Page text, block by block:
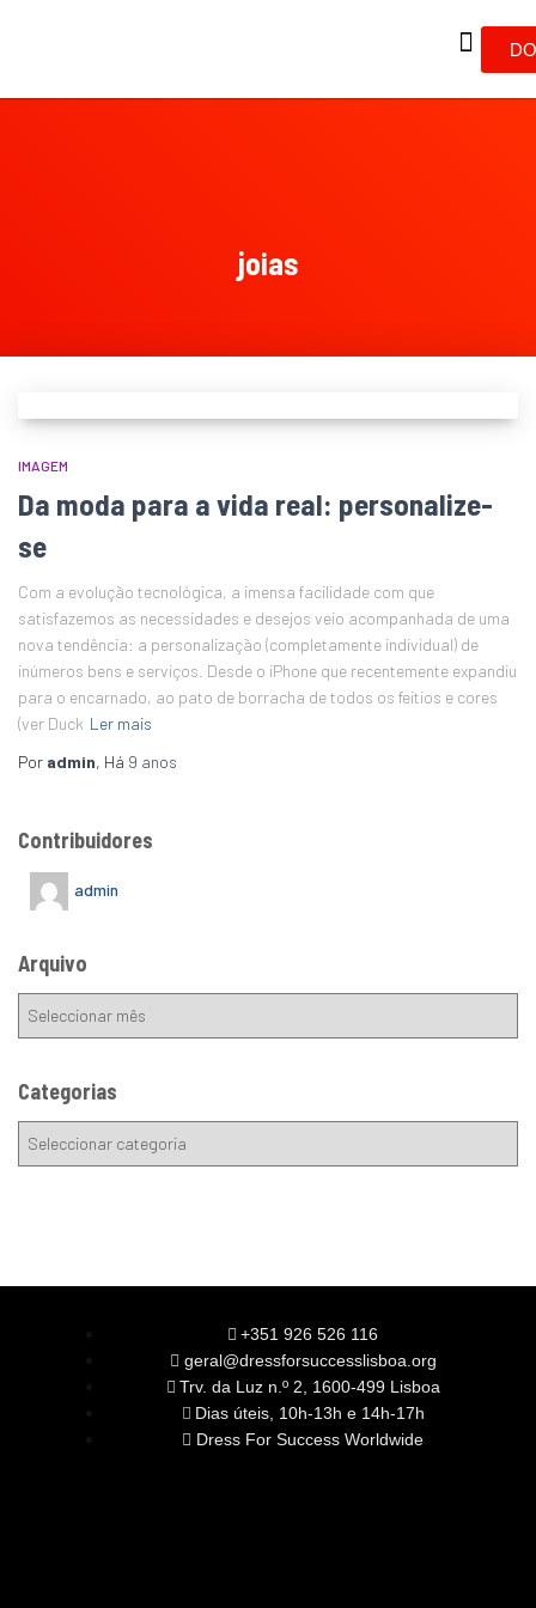
joias
IMAGEM
Da moda para a vida real: personalize-
se
Com a evolução tecnológica, a imensa facilidade com que
satisfazemos as necessidades e desejos veio acompanhada de uma
nova tendência: a personalização (completamente individual) de
inúmeros bens e serviços. Desde o iPhone que recentemente expandiu
para o encarnado, ao pato de borracha de todos os feitios e cores
(ver Duck Ler mais
Por admin, Há 9 anos
Contribuidores
admin
Arquivo
Categorias
+351 926 526 116
geral@dressforsuccesslisboa.org
Trv. da Luz n.º 2, 1600-499 Lisboa
Dias úteis, 10h-13h e 14h-17h
Dress For Success Worldwide